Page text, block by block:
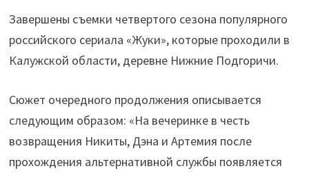
Завершены съемки четвертого сезона популярного
российского сериала «Жуки», которые проходили в
Калужской области, деревне Нижние Подгоричи.
Сюжет очередного продолжения описывается
следующим образом: «На вечеринке в честь
возвращения Никиты, Дэна и Артемия после
прохождения альтернативной службы появляется